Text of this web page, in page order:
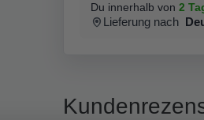
Du innerhalb von 2
Lieferung nach